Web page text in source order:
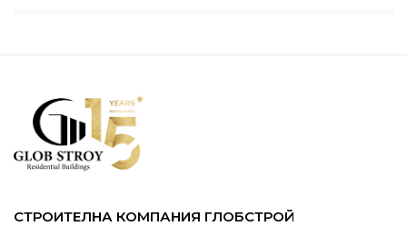
СТРОИТЕЛНА КОМПАНИЯ ГЛОБСТРОЙ